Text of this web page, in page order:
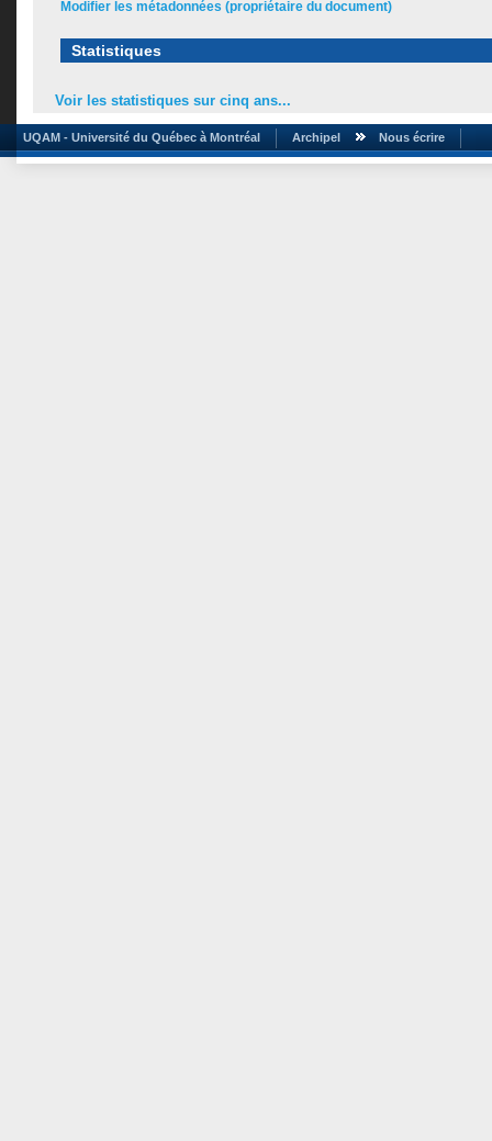
Modifier les métadonnées (propriétaire du document)
Statistiques
Voir les statistiques sur cinq ans...
UQAM - Université du Québec à Montréal Archipel Nous écrire